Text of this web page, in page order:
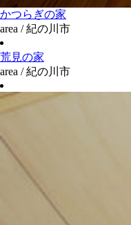
かつらぎの家
area / 紀の川市
荒見の家
area / 紀の川市